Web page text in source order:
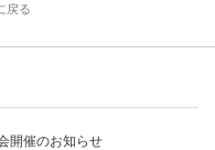
戻る
開催のお知らせ